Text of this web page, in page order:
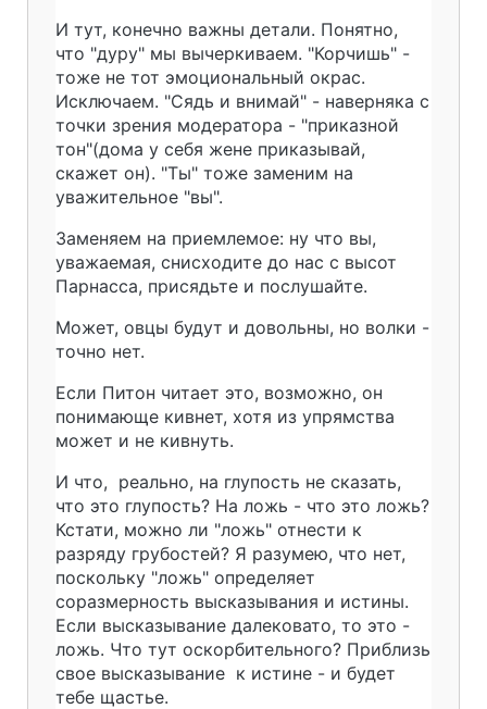
И тут, конечно важны детали. Понятно,
что "дуру" мы вычеркиваем. "Корчишь" -
тоже не тот эмоциональный окрас.
Исключаем. "Сядь и внимай" - наверняка с
точки зрения модератора - "приказной
тон"(дома у себя жене приказывай,
скажет он). "Ты" тоже заменим на
уважительное "вы".
Заменяем на приемлемое: ну что вы,
уважаемая, снисходите до нас с высот
Парнасса, присядьте и послушайте.
Может, овцы будут и довольны, но волки -
точно нет.
Если Питон читает это, возможно, он
понимающе кивнет, хотя из упрямства
может и не кивнуть.
И что, реально, на глупость не сказать,
что это глупость? На ложь - что это ложь?
Кстати, можно ли "ложь" отнести к
разряду грубостей? Я разумею, что нет,
поскольку "ложь" определяет
соразмерность высказывания и истины.
Если высказывание далековато, то это -
ложь. Что тут оскорбительного? Приблизь
свое высказывание к истине - и будет
тебе щастье.